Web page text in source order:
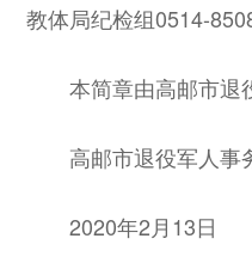
教体局纪检组0514-
本简章由高邮市退役
高邮市退役军人事
2020年2月13日